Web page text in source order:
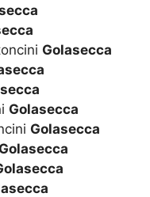
Golasecca
Golasecca
Golasecca
Golasecca